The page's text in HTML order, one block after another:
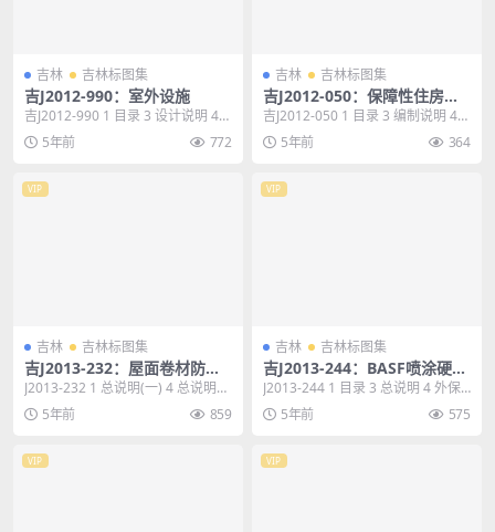
吉林 吉林标图集
吉J2012-990：室外设施
吉J2012-990 1 目录 3 设计说明 4
散水及勒脚详图 5 一步室外台...
5年前 772
吉林 吉林标图集
吉J2012-050：保障性住房推
荐方案
吉J2012-050 1 目录 3 编制说明 4
六层单元方案 8 七~十一层单...
5年前 364
VIP
吉林 吉林标图集
吉J2013-232：屋面卷材防水
建筑构造
J2013-232 1 总说明(一) 4 总说明
(二) 5 总说明(三) 6 总...
5年前 859
VIP
吉林 吉林标图集
吉J2013-244：BASF喷涂硬泡
聚氨酯外墙外保温及屋面防水
保温建筑构造
J2013-244 1 目录 3 总说明 4 外保
温系统热工参数表 17 Ⅱ级防...
5年前 575
VIP VIP